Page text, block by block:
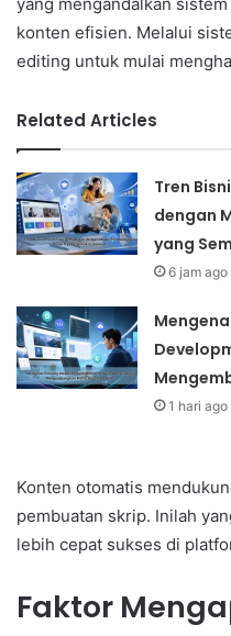
konten efisien. Melalui
editing untuk mulai
Related Articles
Tren
dengan
yang
6 jam ago
1 hari ago
Konten otomatis
pembuatan skrip. Inilah
lebih cepat sukses di
Faktor